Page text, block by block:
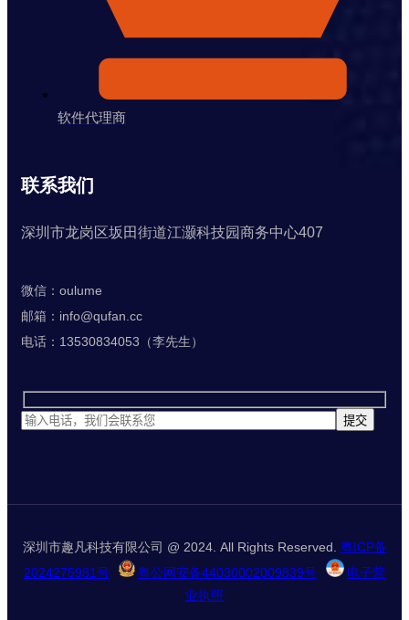
软件代理商
联系我们
深圳市龙岗区坂田街道江灏科技园商务中心407
微信：oulume
邮箱：info@qufan.cc
电话：13530834053（李先生）
深圳市趣凡科技有限公司 @ 2024. All Rights Reserved. 粤ICP备
2024275981号
粤公网安备44030002009839号
电子营
业执照